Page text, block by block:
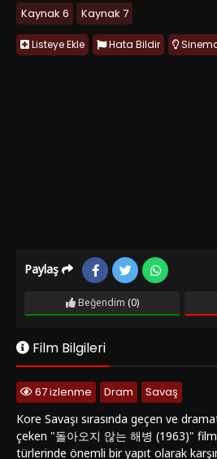
Kaynak 6
Kaynak 7
Listeye Ekle Hata Bildir
Paylaş
Beğendim (0)
Film Bilgileri
67 izlenme Dram
Savaş
Kore Savaşı sırasında geçen ve
çeken "돌아오지 않는 해병 (1963)"
türlerinde önemli bir yapıt olarak